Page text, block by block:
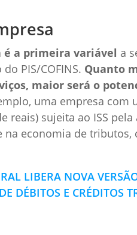
a primeira variável a
PIS/COFINS. Quanto
maior será o
uma empresa com
reais) sujeita ao ISS
economia de tributos,
LIBERA NOVA
DÉBITOS E CRÉDITOS